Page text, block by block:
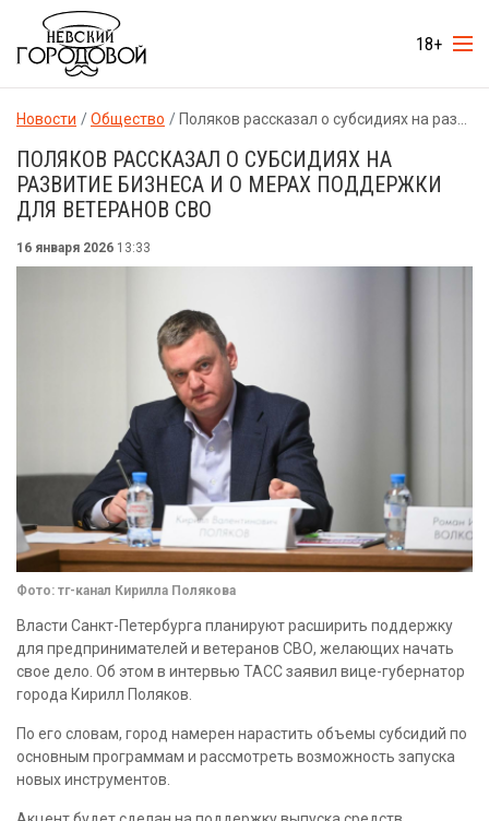
18+
Новости Общество Поляков рассказал о субсидиях на развитие бизнеса и о мерах поддержки для ветеранов СВО
ПОЛЯКОВ РАССКАЗАЛ О СУБСИДИЯХ НА
РАЗВИТИЕ БИЗНЕСА И О МЕРАХ ПОДДЕРЖКИ
ДЛЯ ВЕТЕРАНОВ СВО
16 января 2026 13:33
Фото: тг-канал Кирилла Полякова
Власти Санкт-Петербурга планируют расширить поддержку
для предпринимателей и ветеранов СВО, желающих начать
свое дело. Об этом в интервью ТАСС заявил вице-губернатор
города Кирилл Поляков.
По его словам, город намерен нарастить объемы субсидий по
основным программам и рассмотреть возможность запуска
новых инструментов.